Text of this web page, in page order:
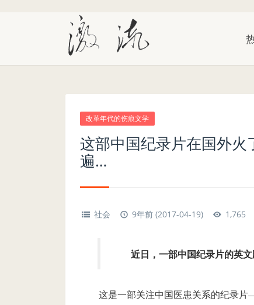
改革年代的伤痕文学
这部中国纪录片在国外
遍…
社会 9年前 (2017-04-19) 1,765
近日，一部中国纪录片的英
这是一部关注中国医患关系的纪录